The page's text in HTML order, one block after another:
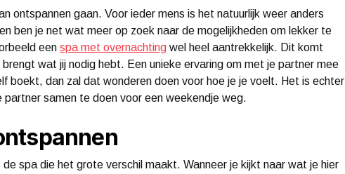
ontspannen gaan. Voor ieder mens is het natuurlijk weer anders
ben je net wat meer op zoek naar de mogelijkheden om lekker te
een spa met overnachting wel heel aantrekkelijk. Dit komt
wat jij nodig hebt. Een unieke ervaring om met je partner mee
boekt, dan zal dat wonderen doen voor hoe je je voelt. Het is echter
samen te doen voor een weekendje weg.
spa die het grote verschil maakt. Wanneer je kijkt naar wat je hier